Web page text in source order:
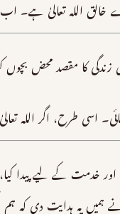
خالق اللہ تعالیٰ
کا مقصد محض بچوں کو
اسی طرح، اگر اللہ
خدمت کے لیے پیدا کیا،
نے ہمیں یہ ہدایت دی کہ